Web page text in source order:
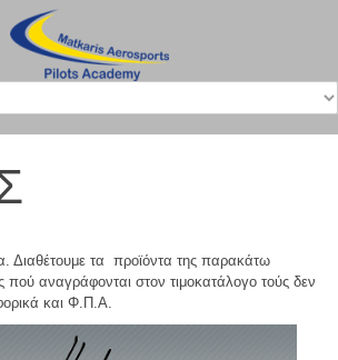
Διαθέτουμε τα προϊόντα της παρακάτω
πού αναγράφονται στον τιμοκατάλογο τούς δεν
και Φ.Π.Α.